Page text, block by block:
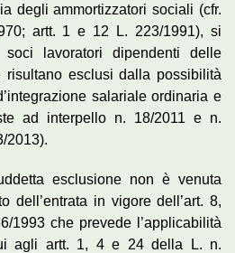
degli ammortizzatori sociali (cfr.
artt. 1 e 12 L. 223/1991), si
lavoratori dipendenti delle
risultano esclusi dalla possibilità
salariale ordinaria e
ad interpello n. 18/2011 e n.
2013).
esclusione non è venuta
dell’entrata in vigore dell’art. 8,
1993 che prevede l’applicabilità
agli artt. 1, 4 e 24 della L. n.